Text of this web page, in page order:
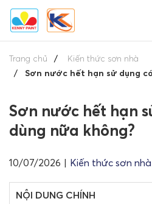
Trang chủ
Kiến thức sơn nhà
Sơn nước hết hạn sử dụng
Sơn nước hết hạn
dùng nữa không?
10/07/2026 | Kiến thức sơn nhà
NỘI DUNG CHÍNH